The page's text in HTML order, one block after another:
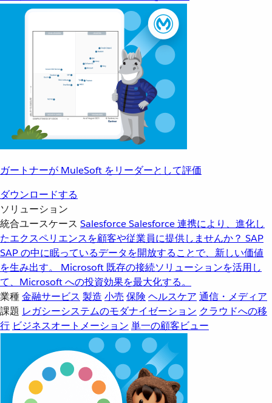
ガートナーが MuleSoft をリーダーとして評価
ダウンロードする
ソリューション
統合ユースケース SalesforceSalesforce 連携により、進化し
たエクスペリエンスを顧客や従業員に提供しませんか？ SAP
SAP の中に眠っているデータを開放することで、新しい価値
を生み出す。
Microsoft 既存の接続ソリューションを活用し
て、Microsoft への投資効果を最大化する。
業種金融サービス 製造 小売 保険 ヘルスケア 通信・メディア
課題 レガシーシステムのモダナイゼーション クラウドへの移
行 ビジネスオートメーション 単一の顧客ビュー